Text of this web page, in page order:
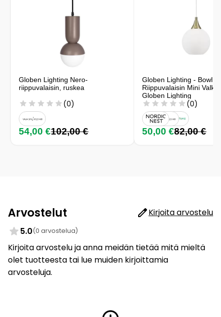
Globen Lighting Nero-
riippuvalaisin, ruskea
(0)
54,00 €102,00 €
Globen Lighting - Bowl
Riippuvalaisin Mini
Globen Lighting
(0)
50,00 €82,00 €
Arvostelut
Kirjoita arvostelu
5.0(0 arvostelua)
Kirjoita arvostelu ja anna meidän tietää mitä mieltä
olet tuotteesta tai lue muiden kirjoittamia
arvosteluja.